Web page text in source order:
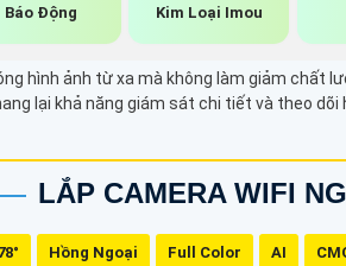
Báo Động
Kim Loại Imou
hình ảnh từ xa mà không làm giảm chất
lại khả năng giám sát chi tiết và theo
LẮP CAMERA WIFI
Hồng Ngoại Full Color AI